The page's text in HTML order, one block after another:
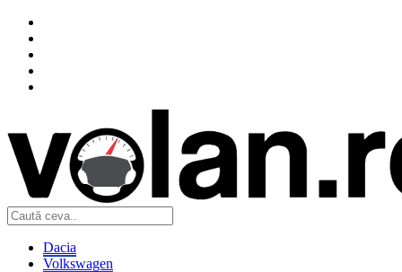
Dacia
Volkswagen